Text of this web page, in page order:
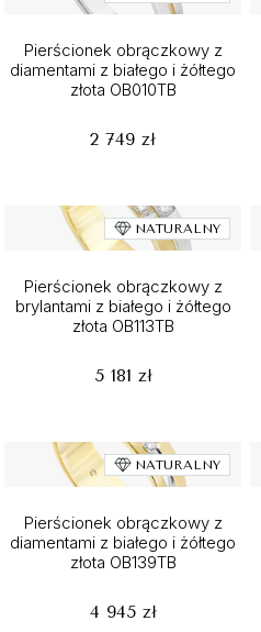
Pierścionek obrączkowy z
diamentami z białego i żółtego
złota OB010TB
2 749 zł
NATURALNY
Pierścionek obrączkowy z
brylantami z białego i żółtego
złota OB113TB
5 181 zł
NATURALNY
Pierścionek obrączkowy z
diamentami z białego i żółtego
złota OB139TB
4 945 zł